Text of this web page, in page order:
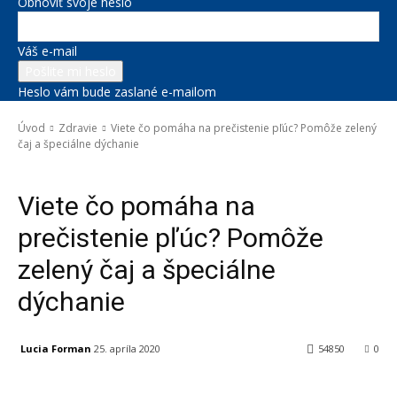
Váš e-mail
Heslo vám bude zaslané e-mailom
Úvod Zdravie
Viete čo pomáha na prečistenie pľúc? Pomôže zelený
čaj a špeciálne dýchanie
Viete čo pomáha na
prečistenie pľúc? Pomôže
zelený čaj a špeciálne
dýchanie
Lucia Forman 25. apríla 2020 0
54850